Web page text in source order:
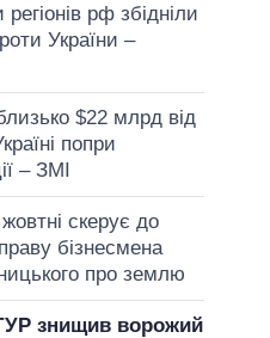
рф збідніли
України –
$22 млрд від
попри
– ЗМІ
скерує до
бізнесмена
про землю
знищив ворожий